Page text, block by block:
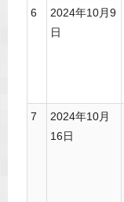
6
2024年10月9
日
7
2024年10月
16日